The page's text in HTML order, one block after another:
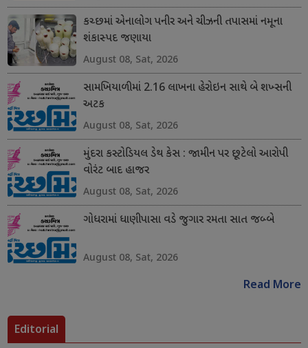
કચ્છમાં એનાલોગ પનીર અને ચીઝની તપાસમાં નમૂના
શંકાસ્પદ જણાયા
August 08, Sat, 2026
સામખિયાળીમાં 2.16 લાખના હેરોઇન સાથે બે શખ્સની
અટક
August 08, Sat, 2026
મુંદરા કસ્ટોડિયલ ડેથ કેસ : જામીન પર છૂટેલો આરોપી
વોરંટ બાદ હાજર
August 08, Sat, 2026
ગોધરામાં ધાણીપાસા વડે જુગાર રમતા સાત જબ્બે
August 08, Sat, 2026
Read More
Editorial